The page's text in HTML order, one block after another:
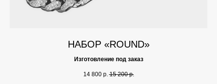
НАБОР «ROUND»
Изготовление под заказ
14 800 р. 15 200 р.